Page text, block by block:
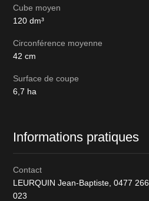
Cube moyen
120 dm³
Circonférence moyenne
42 cm
Surface de coupe
6,7 ha
Informations pratiques
Contact
LEURQUIN Jean-Baptiste,0477 266
023